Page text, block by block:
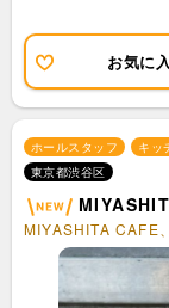
お気に
ホールスタッフ キッ
東京都渋谷区
MIYASHITA CAFE